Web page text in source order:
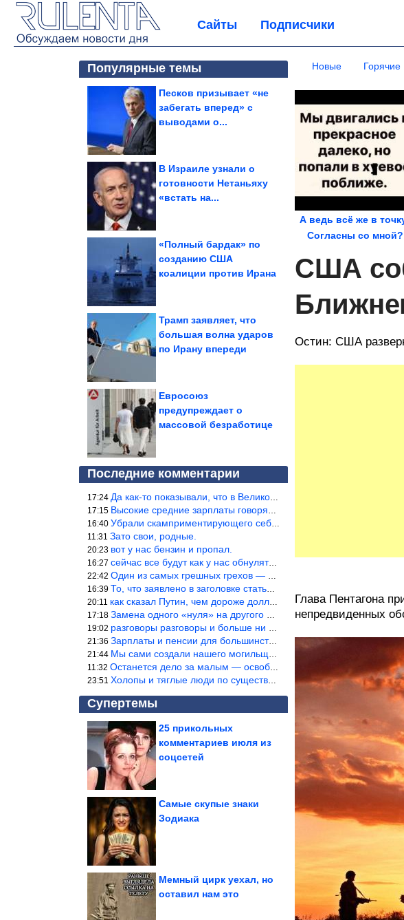
Сайты Подписчики
Популярные темы
Песков призывает «не
забегать вперед» с
выводами о...
В Израиле узнали о
готовности Нетаньяху
«встать на...
«Полный бардак» по
созданию США
коалиции против Ирана
Трамп заявляет, что
большая волна ударов
по Ирану впереди
Евросоюз
предупреждает о
массовой безработице
Последние комментарии
17:24 Да как-то показывали, что в Великобритании вообще корм для живот
17:15 Высокие средние зарплаты говорят о заоблачных зарплатах определё
16:40 Убрали скамприментирующего себя марианетку, кто будет следующим…
11:31 Зато свои, родные.
20:23 вот у нас бензин и пропал.
16:27 сейчас все будут как у нас обнуляться.
22:42 Один из самых грешных грехов — считать себя непогрешимым.
16:39 То, что заявлено в заголовке статьи противоречит утверждению &qu
20:11 как сказал Путин, чем дороже доллар тем дороже нефть продадим.
17:18 Замена одного «нуля» на другого «нуля» в рамках одной и той же с
19:02 разговоры разговоры и больше ни чего 9я часть балабола.
21:36 Зарплаты и пенсии для большинства населения в регионах нищенские
21:44 Мы сами создали нашего могильщика, это ИИ. Он нас и похоронит. М
11:32 Останется дело за малым — освободить планету Земля от глупого ви
23:51 Холопы и тяглые люди по существу одно и тоже. Буржуи и холопы сн
Супертемы
Супругов из России
за чтение...
25 прикольных
комментариев июля из
соцсетей
Самые скупые знаки
Зодиака
Мемный цирк уехал, но
оставил нам это
Новые Горячие
А ведь всё же в
Согласны со мной?
США
Остин: США
Глава Пентагона
непредвиденных